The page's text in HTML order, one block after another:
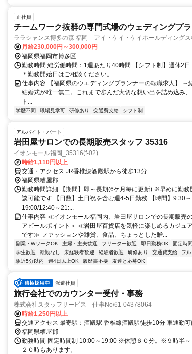
正社員
チームワーク抜群の専門式場のウェディングプ
ララシャンス博多の森 福岡 アイ・ケイ・ケイホールディングス
月給230,000円～300,000円
福岡県福岡市博多区
勤務時間 総労働時間：1週あたり40時間 【シフト制】週休2
＊勤務開始日はご相談ください。
仕事内容 【福岡県のウエディングプランナーの転職求人】
結婚式が唯一無二。これまで歩んだ大切な想い出を詰め込み
ト...
学歴不問 職場見学可 研修あり 交通費支給 シフト制
アルバイト・パート
岩田屋サロンでの長期販売スタッフ 35316
イオンモール福岡_35316(f-02)
時給1,110円以上
交通・アクセス JR香椎線酒殿駅から徒歩13分
福岡県糟屋郡
勤務時間詳細 【期間】即～長期(6ケ月毎に更新) ※早めに勤務
談可能です 【日数】土日祝を含む週4-5日勤務 【時間】9:30
19:00/12:40～21:...
仕事内容 ≪イオンモール福岡内、岩田屋サロンでの長期販売
アピールポイント＞ ≪岩田屋百貨店を気軽に楽しめるカジュ
です≫ ファッションや雑貨、食品、ちょっとした贈...
副業・WワークOK 主婦・主夫歓迎 フリーター歓迎 即日勤務OK 固定時
学生歓迎
転勤なし 未経験者歓迎 経験者歓迎 研修あり 交通費支給
フ
駅近5分以内
週4日以上OK 履歴書不要 友達と応募OK
派遣社員
旅行会社でのカウンター受付・事務
株式会社スタッフサービス 仕事No/61-04378064
時給1,250円以上
交通アクセス 最寄駅：酒殿駅 香椎線酒殿駅徒歩10分 車通勤
福岡県糟屋郡
勤務時間 固定時間制 10:00～19:00 ※休憩６０分。※９時半～
２０時もあります。